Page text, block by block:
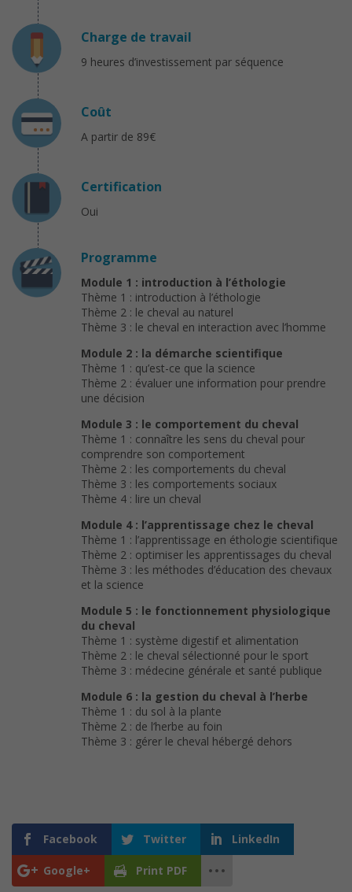
Charge de travail
9 heures d’investissement par séquence
Coût
A partir de 89€
Certification
Oui
Programme
Module 1 : introduction à l’éthologie
Thème 1 : introduction à l’éthologie
Thème 2 : le cheval au naturel
Thème 3 : le cheval en interaction avec l’homme
Module 2 : la démarche scientifique
Thème 1 : qu’est-ce que la science
Thème 2 : évaluer une information pour prendre
une décision
Module 3 : le comportement du cheval
Thème 1 : connaître les sens du cheval pour
comprendre son comportement
Thème 2 : les comportements du cheval
Thème 3 : les comportements sociaux
Thème 4 : lire un cheval
Module 4 : l’apprentissage chez le cheval
Thème 1 : l’apprentissage en éthologie scientifique
Thème 2 : optimiser les apprentissages du cheval
Thème 3 : les méthodes d’éducation des chevaux
et la science
Module 5 : le fonctionnement physiologique
du cheval
Thème 1 : système digestif et alimentation
Thème 2 : le cheval sélectionné pour le sport
Thème 3 : médecine générale et santé publique
Module 6 : la gestion du cheval à l’herbe
Thème 1 : du sol à la plante
Thème 2 : de l’herbe au foin
Thème 3 : gérer le cheval hébergé dehors
Facebook Twitter LinkedIn
Google+ Print PDF